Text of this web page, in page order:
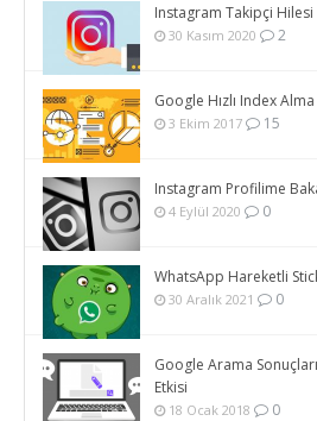
Instagram Takipçi Hilesi
30 Kasım 2020 2
Google Hızlı Index
3 Ekim 2017 15
Instagram Profilime
4 Eylül 2020 0
WhatsApp Hareketli
30 Aralık 2021 0
Google Arama
Etkisi
18 Ocak 2018 0